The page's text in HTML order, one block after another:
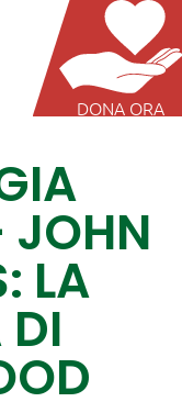
DONA ORA
JOHN
LA